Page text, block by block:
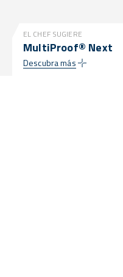
EL CHEF SUGIERE
MultiProof® Next
Descubra más